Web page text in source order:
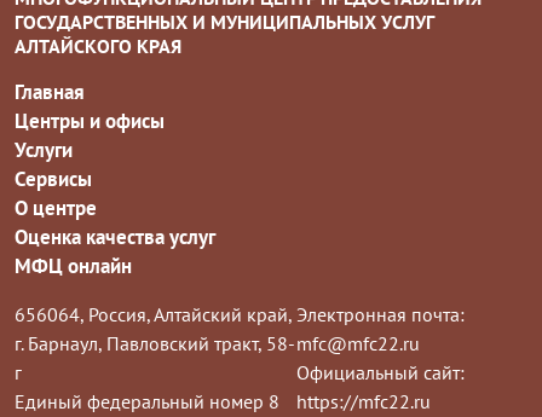
ГОСУДАРСТВЕННЫХ И МУНИЦИПАЛЬНЫХ УСЛУГ
АЛТАЙСКОГО КРАЯ
Главная
Центры и офисы
Услуги
Сервисы
О центре
Оценка качества услуг
МФЦ онлайн
656064, Россия, Алтайский край,
г. Барнаул, Павловский тракт, 58-
г
Единый федеральный номер 8
Электронная почта:
mfc@mfc22.ru
Официальный сайт:
https://mfc22.ru